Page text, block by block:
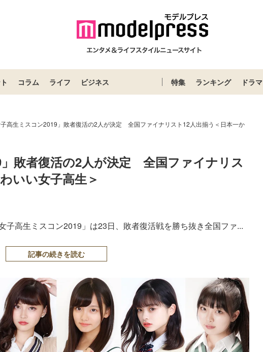
コラム ライフ ビジネス 特集 ランキング ドラマ
子高生ミスコン2019」敗者復活の2人が決定 全国ファイナリスト12人出揃う＜日本一か
敗者復活の2人が決定　全国ファイナリス
いい女子高生＞
子高生ミスコン2019」は23日、敗者復活戦を勝ち抜き全国ファ...
記事の続きを読む